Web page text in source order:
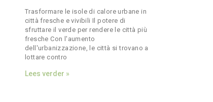
Trasformare le isole di calore urbane in
città fresche e vivibili Il potere di
sfruttare il verde per rendere le città più
fresche Con l'aumento
dell'urbanizzazione, le città si trovano a
lottare contro
Lees verder »